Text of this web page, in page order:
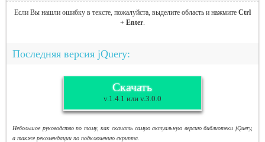
Если Вы нашли ошибку в тексте, пожалуйста, выделите область и нажмите Ctrl
+ Enter.
Последняя версия jQuery:
Скачать
v.1.4.1 или v.3.0.0
Небольшое руководство по тому, как скачать самую актуальную версию библиотеки jQuery,
а также рекомендации по подключению скрипта.